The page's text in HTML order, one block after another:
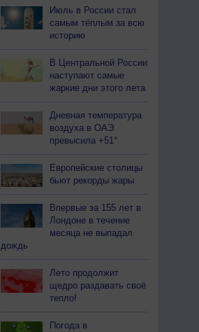
Июль в России стал
самым тёплым за всю
историю
В Центральной России
наступают самые
жаркие дни этого лета
Дневная температура
воздуха в ОАЭ
превысила +51°
Европейские столицы
бьют рекорды жары
Впервые за 155 лет в
Лондоне в течение
месяца не выпадал
дождь
Лето продолжит
щедро раздавать своё
тепло!
Погода в